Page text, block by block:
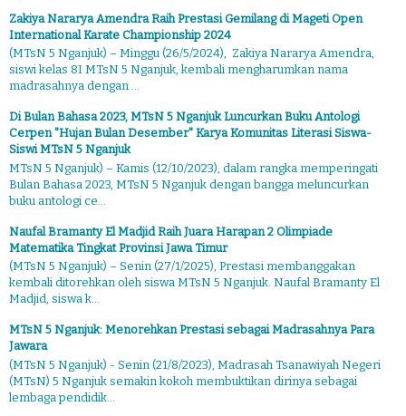
Zakiya Nararya Amendra Raih Prestasi Gemilang di Mageti Open
International Karate Championship 2024
(MTsN 5 Nganjuk) – Minggu (26/5/2024), Zakiya Nararya Amendra,
siswi kelas 8I MTsN 5 Nganjuk, kembali mengharumkan nama
madrasahnya dengan ...
Di Bulan Bahasa 2023, MTsN 5 Nganjuk Luncurkan Buku Antologi
Cerpen "Hujan Bulan Desember" Karya Komunitas Literasi Siswa-
Siswi MTsN 5 Nganjuk
MTsN 5 Nganjuk) – Kamis (12/10/2023), dalam rangka memperingati
Bulan Bahasa 2023, MTsN 5 Nganjuk dengan bangga meluncurkan
buku antologi ce...
Naufal Bramanty El Madjid Raih Juara Harapan 2 Olimpiade
Matematika Tingkat Provinsi Jawa Timur
(MTsN 5 Nganjuk) – Senin (27/1/2025), Prestasi membanggakan
kembali ditorehkan oleh siswa MTsN 5 Nganjuk. Naufal Bramanty El
Madjid, siswa k...
MTsN 5 Nganjuk: Menorehkan Prestasi sebagai Madrasahnya Para
Jawara
(MTsN 5 Nganjuk) - Senin (21/8/2023), Madrasah Tsanawiyah Negeri
(MTsN) 5 Nganjuk semakin kokoh membuktikan dirinya sebagai
lembaga pendidik...